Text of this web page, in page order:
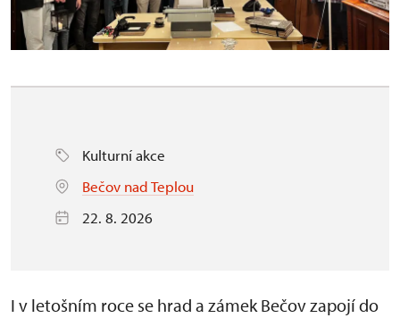
Kulturní akce
Bečov nad Teplou
22. 8. 2026
I v letošním roce se hrad a zámek Bečov zapojí do